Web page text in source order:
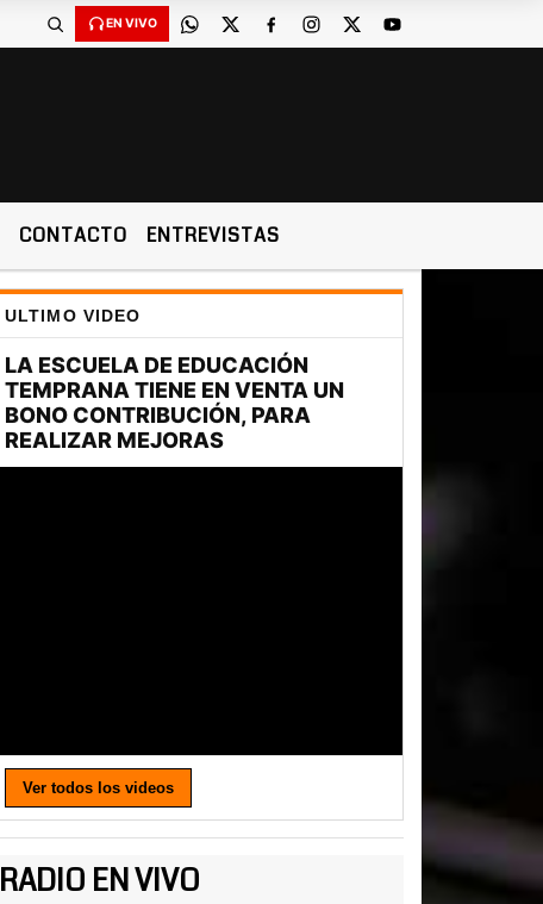
EN VIVO
CONTACTO ENTREVISTAS
ULTIMO VIDEO
Ver todos los videos
RADIO EN VIVO